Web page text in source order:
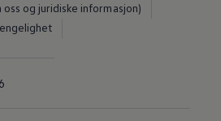
og juridiske informasjon)